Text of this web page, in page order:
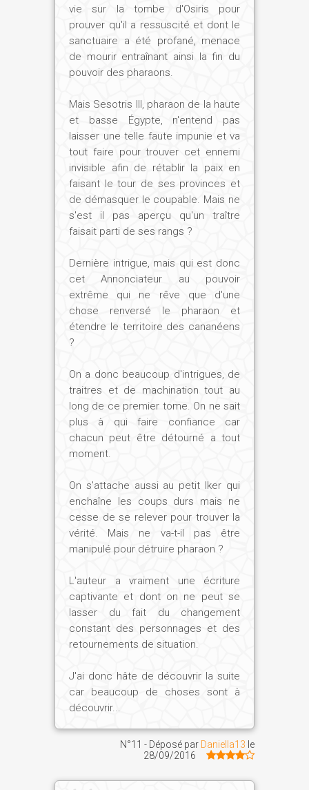
en adversaire insaisissable du pharaon.
C'est une civilisation qu'il veut ruiner afin
de lui substituer un régime dictatorial,
fondé sur une vérité absolue et définitive
que nul ne saurait discuter.
Enfin, qu'est-ce que l'« arbre de vie », qui
donne son nom à ce premier volume ?
Ch. J. :Dans chaque province d'Egypte
étaient vénérés un végétal en rapport
avec la divinité locale, de même qu'un
animal que l'on ne pouvait ni tuer ni
sacrée.
A Abydos, l'arbre sacré d'Osiris était un
acacia. Sa présence sur la butte
recouvrant le tombeau du dieu prouvait
grand soin, de même, par exemple, que
du saule de Dendera. L'expression «
arbre de vie » est une traduction littérale
de l'égyptien khet en ânkh, que l'on
retrouve dans la Bible. Et cette vie est
précisément celle d'Osiris, régent de
vie sur la tombe d'Osiris pour
prouver qu'il a ressuscité et dont le
sanctuaire a été profané, menace
de mourir entraînant ainsi la fin du
pouvoir des pharaons.
Mais Sesotris III, pharaon de la haute
et basse Égypte, n'entend pas
laisser une telle faute impunie et va
tout faire pour trouver cet ennemi
invisible afin de rétablir la paix en
faisant le tour de ses provinces et
de démasquer le coupable. Mais ne
s'est il pas aperçu qu'un traître
faisait parti de ses rangs ?
Dernière intrigue, mais qui est donc
cet Annonciateur au pouvoir
extrême qui ne rêve que d'une
chose renversé le pharaon et
étendre le territoire des cananéens
?
On a donc beaucoup d'intrigues, de
traitres et de machination tout au
long de ce premier tome. On ne sait
plus à qui faire confiance car
chacun peut être détourné a tout
moment.
On s'attache aussi au petit Iker qui
enchaîne les coups durs mais ne
cesse de se relever pour trouver la
vérité. Mais ne va-t-il pas être
manipulé pour détruire pharaon ?
L'auteur a vraiment une écriture
captivante et dont on ne peut se
lasser du fait du changement
constant des personnages et des
retournements de situation.
J'ai donc hâte de découvrir la suite
car beaucoup de choses sont à
découvrir...
N°11 - Déposé par Daniella13 le
28/09/2016